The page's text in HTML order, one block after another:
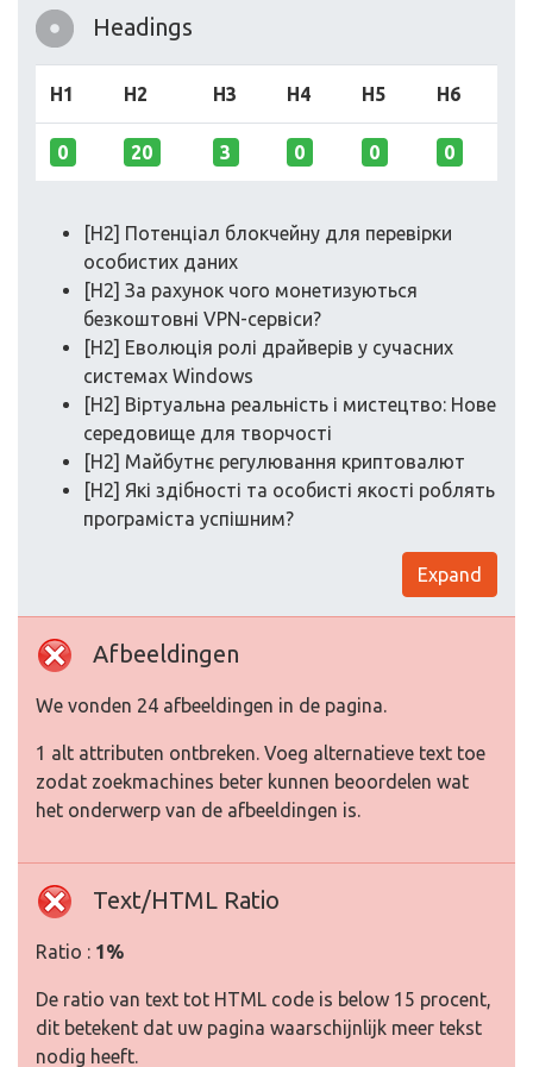
Headings
H1 H2 H3 H4 H5 H6
0 20 3 0 0 0
[H2] Потенціал блокчейну для перевірки
особистих даних
[H2] За рахунок чого монетизуються
безкоштовні VPN-сервіси?
[H2] Еволюція ролі драйверів у сучасних
системах Windows
[H2] Віртуальна реальність і мистецтво: Нове
середовище для творчості
[H2] Майбутнє регулювання криптовалют
[H2] Які здібності та особисті якості роблять
програміста успішним?
Expand
Afbeeldingen
We vonden 24 afbeeldingen in de pagina.
1 alt attributen ontbreken. Voeg alternatieve text toe
zodat zoekmachines beter kunnen beoordelen wat
het onderwerp van de afbeeldingen is.
Text/HTML Ratio
Ratio : 1%
De ratio van text tot HTML code is below 15 procent,
dit betekent dat uw pagina waarschijnlijk meer tekst
nodig heeft.